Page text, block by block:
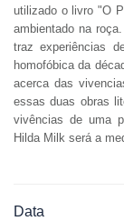
utilizado o livro "O
ambientado na
traz experiências
homofóbica da
acerca das
essas duas obras
vivências de uma
Hilda Milk será a
Data